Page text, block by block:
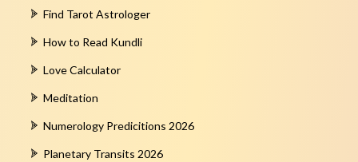
Find Tarot Astrologer
How to Read Kundli
Love Calculator
Meditation
Numerology Predicitions 2026
Planetary Transits 2026